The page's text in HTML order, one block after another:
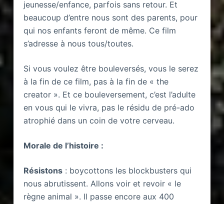
jeunesse/enfance, parfois sans retour. Et
beaucoup d’entre nous sont des parents, pour
qui nos enfants feront de même. Ce film
s’adresse à nous tous/toutes.
Si vous voulez être bouleversés, vous le serez
à la fin de ce film, pas à la fin de « the
creator ». Et ce bouleversement, c’est l’adulte
en vous qui le vivra, pas le résidu de pré-ado
atrophié dans un coin de votre cerveau.
Morale de l’histoire :
Résistons: boycottons les blockbusters qui
nous abrutissent. Allons voir et revoir « le
règne animal ». Il passe encore aux 400